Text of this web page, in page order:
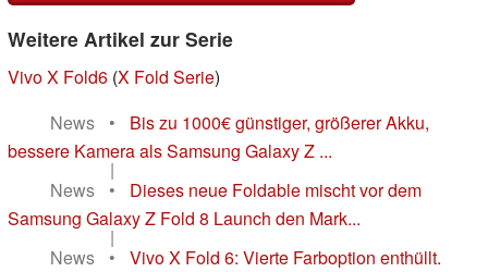
Weitere Artikel zur Serie
Vivo X Fold6 (X Fold Serie)
News
•
Bis zu 1000€ günstiger, größerer Akku,
bessere Kamera als Samsung Galaxy Z ...
|
News
•
Dieses neue Foldable mischt vor dem
Samsung Galaxy Z Fold 8 Launch den Mark...
|
News
•
Vivo X Fold 6: Vierte Farboption enthüllt.